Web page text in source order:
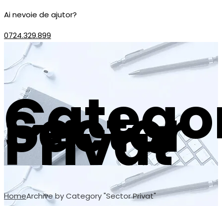
Ai nevoie de ajutor?
0724.329.899
Sector
Privat
HomeArchive by Category "Sector Privat"